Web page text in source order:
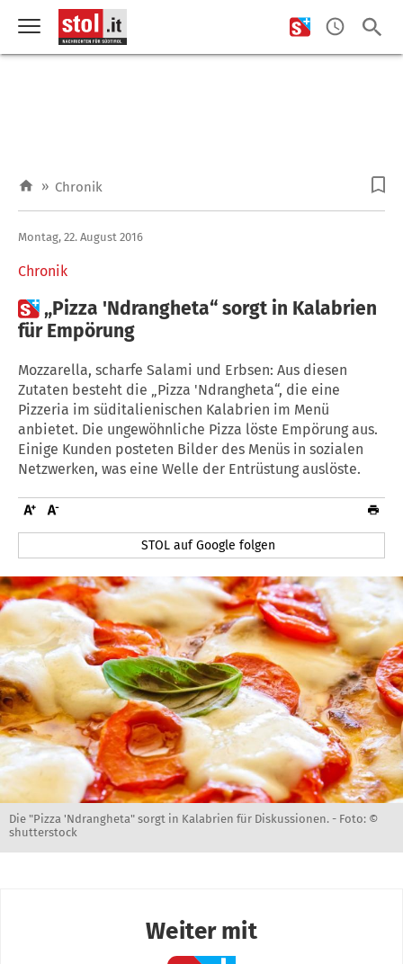
» Chronik
Chronik
Montag, 22. August 2016
„Pizza 'Ndrangheta“ sorgt in Kalabrien
für Empörung
Mozzarella, scharfe Salami und Erbsen: Aus diesen
Zutaten besteht die „Pizza 'Ndrangheta“, die eine
Pizzeria im süditalienischen Kalabrien im Menü
anbietet. Die ungewöhnliche Pizza löste Empörung aus.
Einige Kunden posteten Bilder des Menüs in sozialen
Netzwerken, was eine Welle der Entrüstung auslöste.
STOL auf Google folgen
Die "Pizza 'Ndrangheta" sorgt in Kalabrien für Diskussionen. - Foto: ©
shutterstock